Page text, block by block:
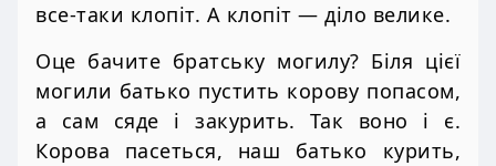
все-таки клопіт. А клопіт — діло велике.
Оце бачите братську могилу? Біля цієї
могили батько пустить корову попасом,
а сам сяде і закурить. Так воно і є.
Корова пасеться, наш батько курить,